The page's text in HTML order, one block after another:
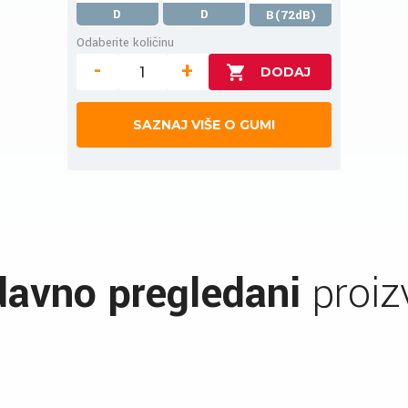
D D
B(72dB)
Odaberite količinu
- +
SAZNAJ VIŠE O GUMI
pregledani